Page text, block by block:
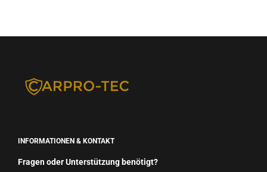
INFORMATIONEN & KONTAKT
Fragen oder Unterstützung benötigt?